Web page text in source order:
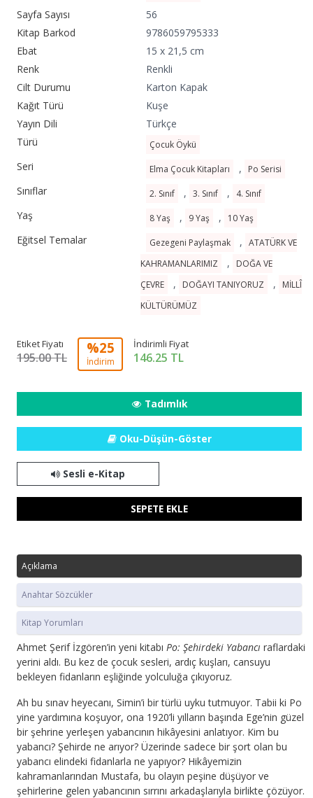
Sayfa Sayısı
56
Kitap Barkod
9786059795333
Ebat
15 x 21,5 cm
Renk
Renkli
Cilt Durumu
Karton Kapak
Kağıt Türü
Kuşe
Yayın Dili
Türkçe
Türü
Çocuk Öykü
Seri Elma Çocuk Kitapları , Po Serisi
Sınıflar 2. Sınıf , 3. Sınıf , 4. Sınıf
Yaş 8 Yaş , 9 Yaş , 10 Yaş
Eğitsel Temalar Gezegeni Paylaşmak , ATATÜRK VE
KAHRAMANLARIMIZ
,
DOĞA VE
ÇEVRE
, DOĞAYI TANIYORUZ ,
MİLLÎ
KÜLTÜRÜMÜZ
Etiket Fiyatı
195.00 TL
%25
İndirim
İndirimli Fiyat
146.25 TL
Tadımlık
Oku-Düşün-Göster
Sesli e-Kitap
SEPETE EKLE
Açıklama
Anahtar Sözcükler
Kitap Yorumları
Ahmet Şerif İzgören’in yeni kitabı Po: Şehirdeki Yabancı raflardaki
yerini aldı. Bu kez de çocuk sesleri, ardıç kuşları, cansuyu
bekleyen fidanların eşliğinde yolculuğa çıkıyoruz.
Ah bu sınav heyecanı, Simin’i bir türlü uyku tutmuyor. Tabii ki Po
yine yardımına koşuyor, ona 1920’li yılların başında Ege’nin güzel
bir şehrine yerleşen yabancının hikâyesini anlatıyor. Kim bu
yabancı? Şehirde ne arıyor? Üzerinde sadece bir şort olan bu
yabancı elindeki fidanlarla ne yapıyor? Hikâyemizin
kahramanlarından Mustafa, bu olayın peşine düşüyor ve
şehirlerine gelen yabancının sırrını arkadaşlarıyla birlikte çözüyor.